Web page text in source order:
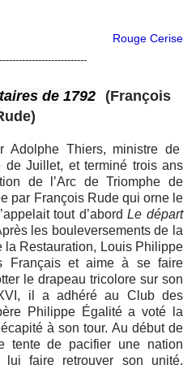
Rouge Cerise
de 1792
(François
Adolphe Thiers, ministre de
de Juillet, et terminé trois ans
de l’Arc de Triomphe de
par François Rude qui orne le
tout d’abordLe départ
les bouleversements de la
la Restauration, Louis Philippe
Français et aime à se faire
le drapeau tricolore sur son
il a adhéré au Club des
Philippe Égalité a voté la
à son tour. Au début de
tente de pacifier une nation
lui faire retrouver son unité.